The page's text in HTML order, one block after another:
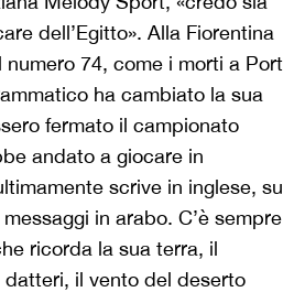
dell’Egitto». Alla Fiorentina
74, come i morti a Port
ha cambiato la sua
fermato il campionato
andato a giocare in
scrive in inglese, su
in arabo. C’è sempre
ricorda la sua terra, il
il vento del deserto